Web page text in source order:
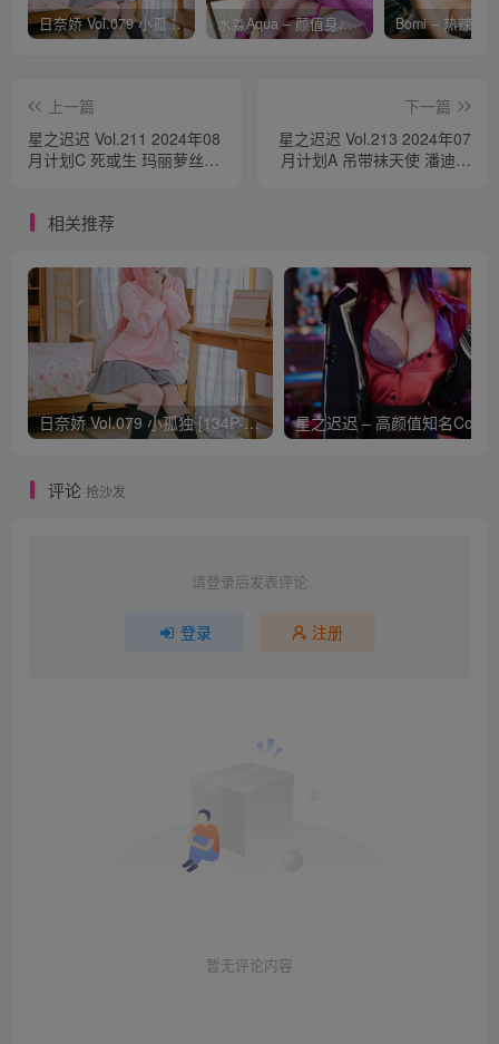
日奈娇 Vol.079 小孤独 [134P-1.84GB] 水淼Aqua – 颜值身材双在线 火爆日本 Cos写真作品合集
上一篇
星之迟迟 Vol.211 2024年08
月计划C 死或生 玛丽萝丝
下一篇
星之迟迟 Vol.213 2024年07
月计划A 吊带袜天使 潘迪礼
相关推荐
日奈娇 Vol.079 小孤独 [134P-1.84GB]
评论 抢沙发
请登录后发表评论
登录 注册
暂无评论内容